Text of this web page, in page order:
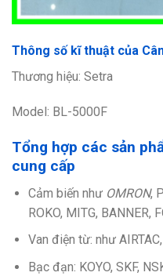
Thông số kĩ thuật của
Thương hiệu: Setra
Model: BL-5000F
Tổng hợp các sản
cung cấp
Cảm biến như OMRON,
ROKO, MITG, BANNER,
Van điện từ: như
Bạc đạn: KOYO, SKF,